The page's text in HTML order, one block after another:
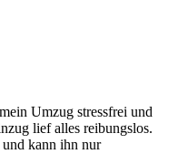
Umzug stressfrei und
lief alles reibungslos.
kann ihn nur